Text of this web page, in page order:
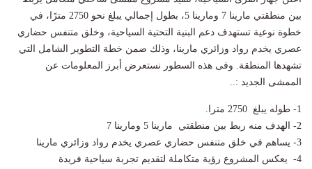
بين منطقتي مارينا 7 ومارينا 5، بطول إجمالي يبلغ نحو 2750 مترًا، في
خطوة نوعية تستهدف دعم البنية التحتية السياحية، وخلق متنفس حضاري
عصري يخدم رواد وزائري مارينا، وذلك ضمن خطة التطوير الشامل التي
تشهدها المنطقة. وفى هذه السطور نستعرض أبرز المعلومات عن
الممشى الجديد :..
1- طوله يبلغ 2750 مترا.
2- الهدف منه ربط بين منطقتي مارينا 5 ومارينا 7
3- يساهم في خلق متنفس حضاري عصري يخدم رواد وزائري مارينا
4- يعكس المشروع رؤية متكاملة لتقديم تجربة سياحية فريدة